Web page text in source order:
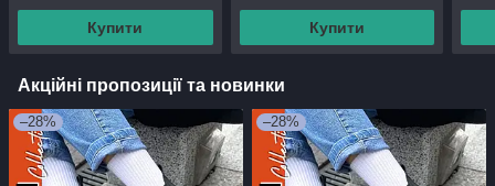
Купити Купити
Акційні пропозиції та новинки
–28% –28%